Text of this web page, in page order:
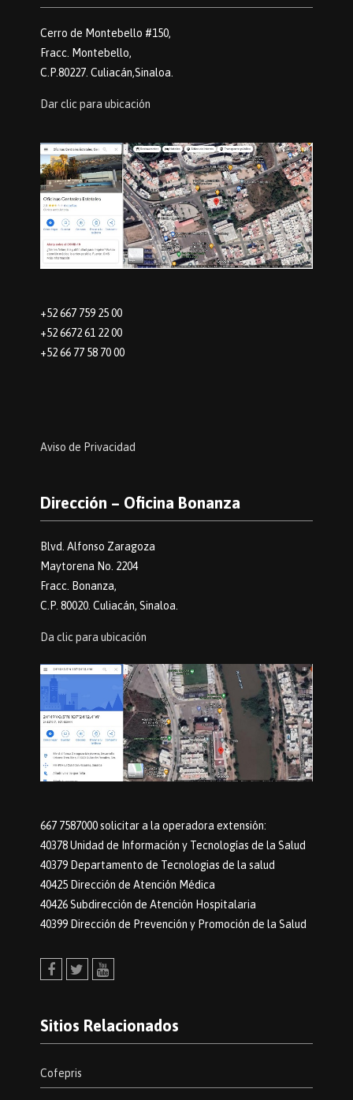
Cerro de Montebello #150,
Fracc. Montebello,
C.P.80227. Culiacán,Sinaloa.
Dar clic para ubicación
+52 667 759 25 00
+52 6672 61 22 00
+52 66 77 58 70 00
Aviso de Privacidad
Dirección – Oficina Bonanza
Blvd. Alfonso Zaragoza
Maytorena No. 2204
Fracc. Bonanza,
C.P. 80020. Culiacán, Sinaloa.
Da clic para ubicación
667 7587000 solicitar a la operadora extensión:
40378 Unidad de Información y Tecnologías de la Salud
40379 Departamento de Tecnologias de la salud
40425 Dirección de Atención Médica
40426 Subdirección de Atención Hospitalaria
40399 Dirección de Prevención y Promoción de la Salud
Sitios Relacionados
Cofepris